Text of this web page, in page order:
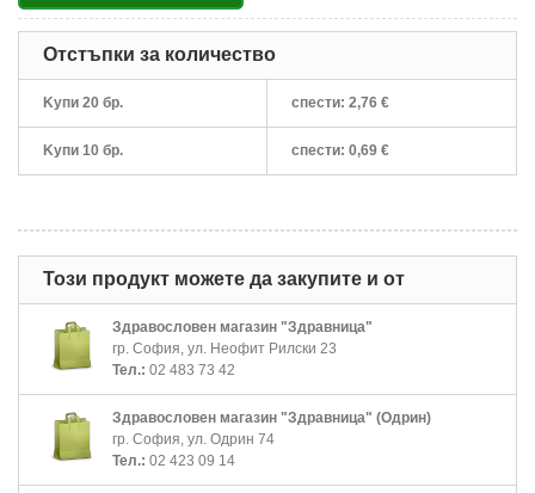
Отстъпки за количество
Kупи 20 бр. спести: 2,76 €
Kупи 10 бр. спести: 0,69 €
Този продукт можете да закупите и от
Здравословен магазин "Здравница"
гр. София, ул. Неофит Рилски 23
Тел.: 02 483 73 42
Здравословен магазин "Здравница" (Одрин)
гр. София, ул. Одрин 74
Тел.: 02 423 09 14